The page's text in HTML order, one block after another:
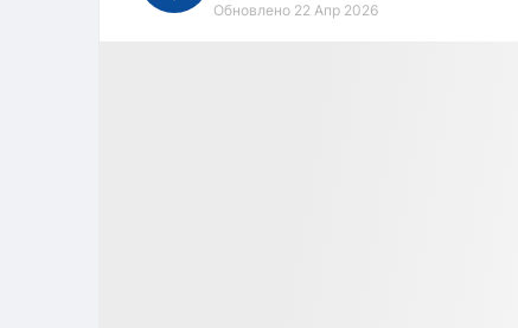
Обновлено 22 Апр 2026